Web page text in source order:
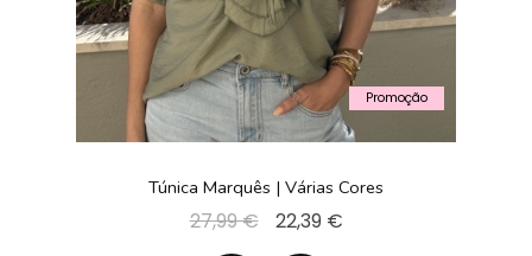
Promoção
Túnica Marquês | Várias Cores
27,99 € 22,39 €